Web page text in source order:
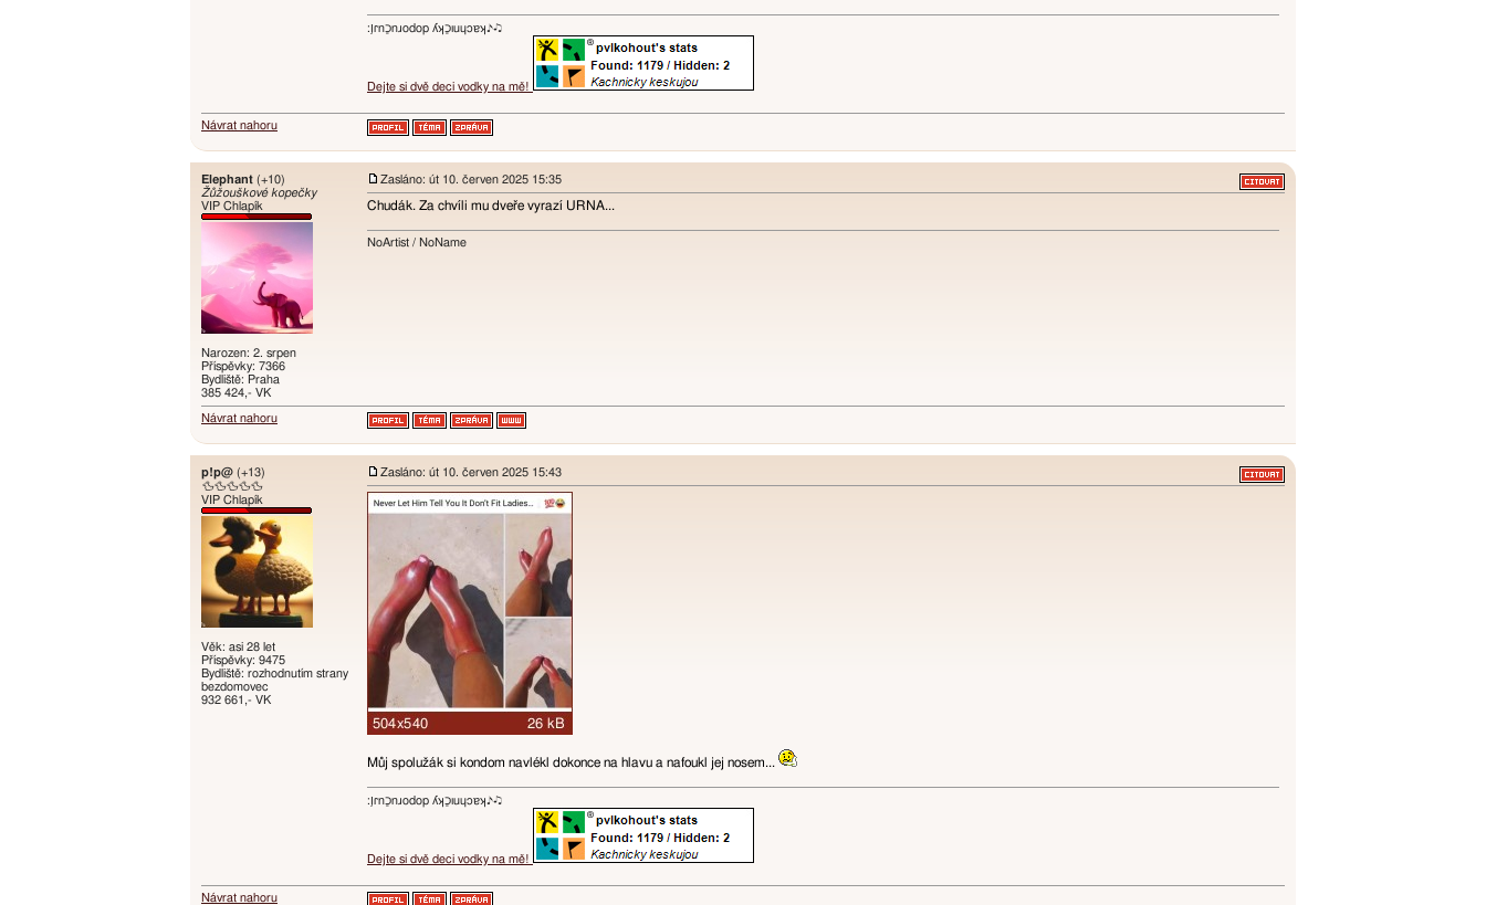
:ו֥ɾnכַnɹodop ʎʞכַıuɥɔɐʞ♪♫
Dejte si dvě deci vodky na mě!
Návrat nahoru
Elephant (+10)
Žůžouškové kopečky
VIP Chlapík
Narozen: 2. srpen
Příspěvky: 7366
Bydliště: Praha
385 424,- VK
Zasláno: út 10. červen 2025 15:35
Chudák. Za chvíli mu dveře vyrazí URNA...
NoArtist / NoName
Návrat nahoru
p!p@ (+13)
🦆🦆🦆🦆🦆
VIP Chlapík
Věk: asi 28 let
Příspěvky: 9475
Bydliště: rozhodnutím strany
bezdomovec
932 661,- VK
Zasláno: út 10. červen 2025 15:43
Můj spolužák si kondom navlékl dokonce na hlavu a nafoukl jej nosem...
:ו֥ɾnכַnɹodop ʎʞכַıuɥɔɐʞ♪♫
Dejte si dvě deci vodky na mě!
Návrat nahoru